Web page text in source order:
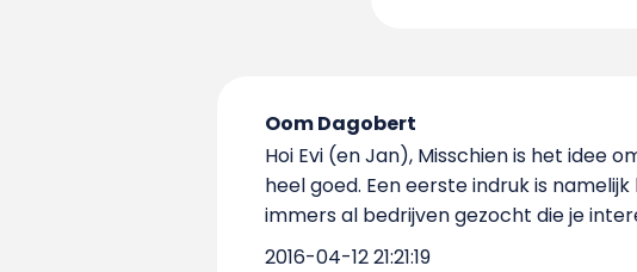
Oom Dagobert
Hoi Evi (en Jan), Misschien is het idee
heel goed. Een eerste indruk is
immers al bedrijven gezocht die je
2016-04-12 21:21:19